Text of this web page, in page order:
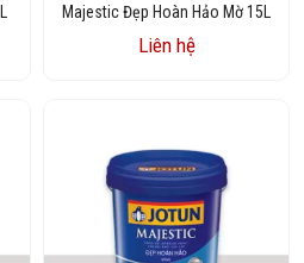
Majestic Đẹp Hoàn Hảo Mờ 15L
Liên hệ